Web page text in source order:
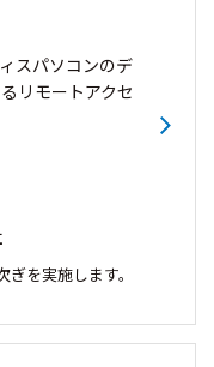
スパソコンのデ
リモートアクセ
を実施します。